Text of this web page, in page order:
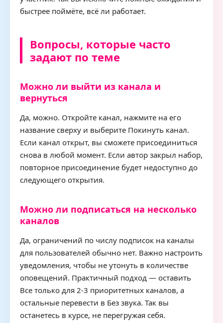
быстрее поймёте, всё ли работает.
Вопросы, которые часто
задают по теме
Можно ли выйти из канала и
вернуться
Да, можно. Откройте канал, нажмите на его
название сверху и выберите Покинуть канал.
Если канал открыт, вы сможете присоединиться
снова в любой момент. Если автор закрыл набор,
повторное присоединение будет недоступно до
следующего открытия.
Можно ли подписаться на несколько
каналов
Да, ограничений по числу подписок на каналы
для пользователей обычно нет. Важно настроить
уведомления, чтобы не утонуть в количестве
оповещений. Практичный подход — оставить
Все только для 2-3 приоритетных каналов, а
остальные перевести в Без звука. Так вы
останетесь в курсе, не перегружая себя.